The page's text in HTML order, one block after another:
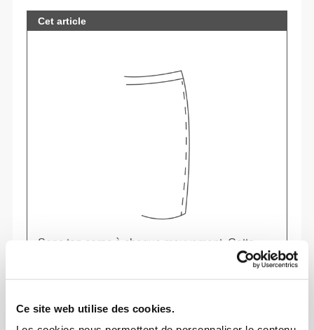
Ce site web utilise des cookies.
Cet article
Sens ton corps à chaque mouvement. Cette